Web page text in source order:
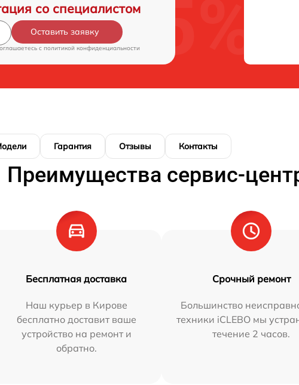
со специалистом
Оставить заявку
c политикой конфиденциальности
Гарантия Отзывы Контакты
Преимущества сервис-
Бесплатная доставка
Наш курьер в Кирове
бесплатно доставит ваше
устройство на ремонт и
обратно.
Срочный ремонт
Большинство
техники iCLEBO мы
течение 2 часов.